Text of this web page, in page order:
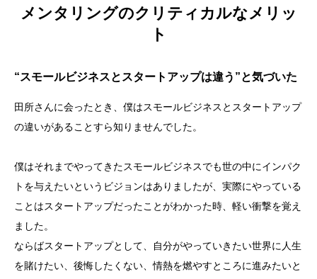
メンタリングのクリティカルなメリッ
ト
“スモールビジネスとスタートアップは違う”と気づいた
田所さんに会ったとき、僕はスモールビジネスとスタートアップ
の違いがあることすら知りませんでした。
僕はそれまでやってきたスモールビジネスでも世の中にインパク
トを与えたいというビジョンはありましたが、実際にやっている
ことはスタートアップだったことがわかった時、軽い衝撃を覚え
ました。
ならばスタートアップとして、自分がやっていきたい世界に人生
を賭けたい、後悔したくない、情熱を燃やすところに進みたいと